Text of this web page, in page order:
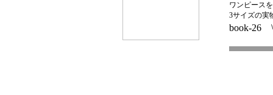
ワンピース
3サイズの実
book-26